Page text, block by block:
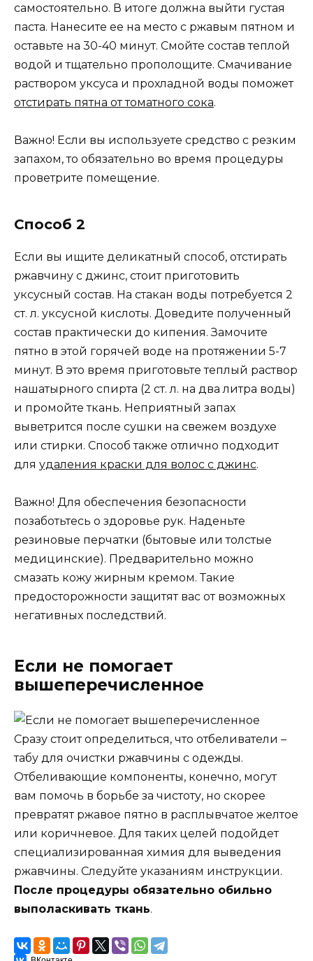
самостоятельно. В итоге должна выйти густая
паста. Нанесите ее на место с ржавым пятном и
оставьте на 30-40 минут. Смойте состав теплой
водой и тщательно прополощите. Смачивание
раствором уксуса и прохладной воды поможет
отстирать пятна от томатного сока.
Важно! Если вы используете средство с резким
запахом, то обязательно во время процедуры
проветрите помещение.
Способ 2
Если вы ищите деликатный способ, отстирать
ржавчину с джинс, стоит приготовить
уксусный состав. На стакан воды потребуется 2
ст. л. уксусной кислоты. Доведите полученный
состав практически до кипения. Замочите
пятно в этой горячей воде на протяжении 5-7
минут. В это время приготовьте теплый раствор
нашатырного спирта (2 ст. л. на два литра воды)
и промойте ткань. Неприятный запах
выветрится после сушки на свежем воздухе
или стирки. Способ также отлично подходит
для удаления краски для волос с джинс.
Важно! Для обеспечения безопасности
позаботьтесь о здоровье рук. Наденьте
резиновые перчатки (бытовые или толстые
медицинские). Предварительно можно
смазать кожу жирным кремом. Такие
предосторожности защитят вас от возможных
негативных последствий.
Если не помогает
вышеперечисленное
Сразу стоит определиться, что отбеливатели –
табу для очистки ржавчины с одежды.
Отбеливающие компоненты, конечно, могут
вам помочь в борьбе за чистоту, но скорее
превратят ржавое пятно в расплывчатое желтое
или коричневое. Для таких целей подойдет
специализированная химия для выведения
ржавчины. Следуйте указаниям инструкции.
После процедуры обязательно обильно
выполаскивать ткань.